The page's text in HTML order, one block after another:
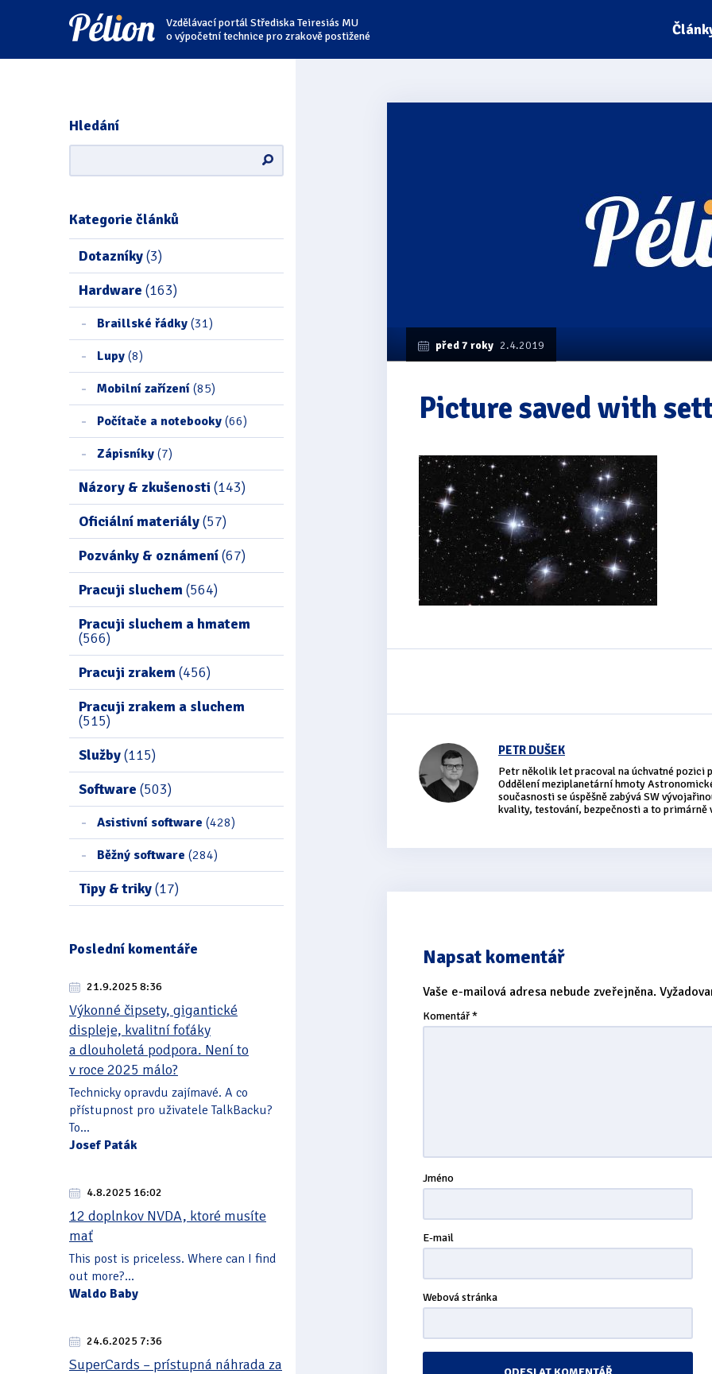
Přejít
na
štítky
Přejít
na
kategorie
Přejít
na
obsah
Vzdělávací portál Střediska Teiresiás MU
o výpočetní technice pro zrakově postižené
Hledání
Kategorie článků
Dotazníky(3)
Hardware (163)
Braillské řádky (31)
Lupy (8)
Mobilní zařízení (85)
Počítače a notebooky (66)
Zápisníky (7)
Názory & zkušenosti (143)
Oficiální materiály(57)
Pozvánky & oznámení(67)
Pracuji sluchem(564)
Pracuji sluchem a hmatem
(566)
Pracuji zrakem(456)
Pracuji zrakem a sluchem
(515)
Služby(115)
Software (503)
Asistivní software (428)
Běžný software (284)
Tipy & triky(17)
Poslední komentáře
21.9.2025 8:36
Výkonné čipsety, gigantické
displeje, kvalitní foťáky
a dlouholetá podpora. Není to
v roce 2025 málo?
Technicky opravdu zajímavé. A co
přístupnost pro uživatele TalkBacku?
To...
Josef Paták
4.8.2025 16:02
12 doplnkov NVDA, ktoré musíte
mať
This post is priceless. Where can I find
out more?...
Waldo Baby
24.6.2025 7:36
SuperCards – prístupná náhrada za
před 7 roky 2.4.2019
Picture saved with
PETR DUŠEK
Petr několik let pracoval na úchvatné pozici
Oddělení meziplanetární hmoty
současnosti se úspěšně zabývá SW
kvality, testování, bezpečnosti a to
Napsat komentář
Vaše e-mailová adresa nebude zveřejněna.
Komentář*
Jméno
E-mail
Webová stránka